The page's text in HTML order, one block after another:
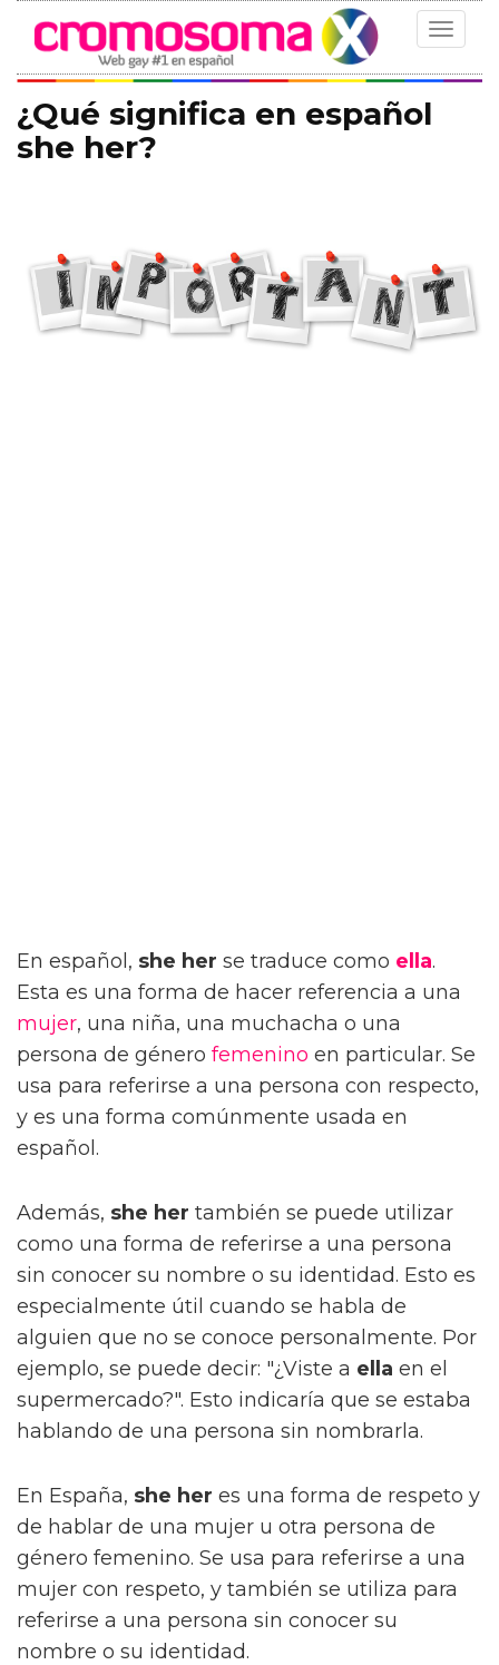
Toggle
¿Qué significa en español
she her?
En español, she her se traduce como ella.
Esta es una forma de hacer referencia a una
mujer, una niña, una muchacha o una
persona de género femenino en particular. Se
usa para referirse a una persona con respecto,
y es una forma comúnmente usada en
español.
Además, she her también se puede utilizar
como una forma de referirse a una persona
sin conocer su nombre o su identidad. Esto es
especialmente útil cuando se habla de
alguien que no se conoce personalmente. Por
ejemplo, se puede decir: "¿Viste a ella en el
supermercado?". Esto indicaría que se estaba
hablando de una persona sin nombrarla.
En España, she her es una forma de respeto y
de hablar de una mujer u otra persona de
género femenino. Se usa para referirse a una
mujer con respeto, y también se utiliza para
referirse a una persona sin conocer su
nombre o su identidad.